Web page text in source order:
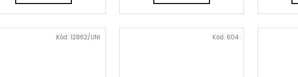
Kód:12862/UNI Kód: 604